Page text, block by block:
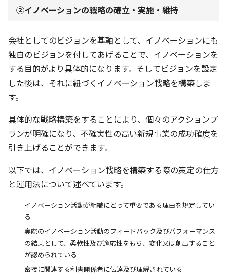
②イノベーションの戦略の確立・実施・維持
会社としてのビジョンを基軸として、イノベーションにも
独自のビジョンを付してあげることで、イノベーションを
する目的がより具体的になります。そしてビジョンを設定
した後は、それに紐づくイノベーション戦略を構築しま
す。
具体的な戦略構築をすることにより、個々のアクションプ
ランが明確になり、不確実性の高い新規事業の成功確度を
引き上げることができます。
以下では、イノベーション戦略を構築する際の策定の仕方
と運用法について述べています。
イノベーション活動が組織にとって重要である理由を規定してい
る
実際のイノベーション活動のフィードバック及びパフォーマンス
の結果として、柔軟性及び適応性をもち、変化又は創出すること
が認められている
密接に関連する利害開係者に伝達及び理解されている